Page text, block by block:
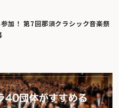
加！ 第7回那須クラシック音楽祭